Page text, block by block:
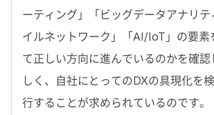
ーティング」「ビッグデータアナリ
イルネットワーク」「AI/IoT」の要素
て正しい方向に進んでいるのかを確認
しく、自社にとってのDXの具現化を
行することが求められているのです。